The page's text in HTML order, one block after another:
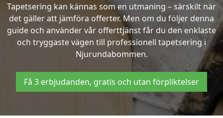
Tapetsering kan kännas som en utmaning – särskilt när
det gäller att jämföra offerter. Men om du följer denna
guide och använder vår offerttjänst får du den enklaste
och tryggaste vägen till professionell tapetsering i
Njurundabommen.
Få 3 erbjudanden, gratis och utan förpliktelser